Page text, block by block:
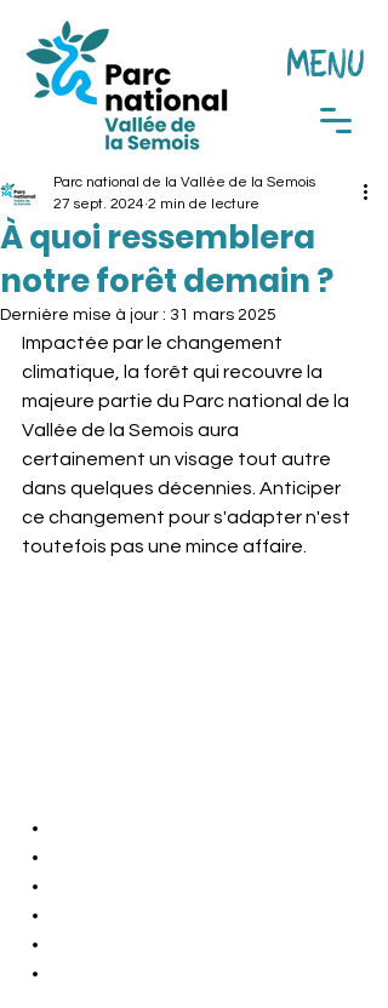
MENU
À quoi ressemblera
notre forêt demain ?
Parc national de la Vallée de la Semois
27 sept. 2024 2 min de lecture
Dernière mise à jour : 31 mars 2025
Impactée par le changement
climatique, la forêt qui recouvre la
majeure partie du Parc national de la
Vallée de la Semois aura
certainement un visage tout autre
dans quelques décennies. Anticiper
ce changement pour s'adapter n'est
toutefois pas une mince affaire.